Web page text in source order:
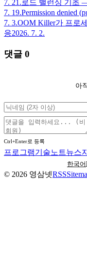
7. 21.로드 밸런싱 기초
7. 19.Permission denied
7. 3.OOM Killer가 프로
응2026. 7. 2.
댓글 0
아
Ctrl+Enter로 등록
프로그램기술노트뉴스
한국어
© 2026 영삼넷RSS